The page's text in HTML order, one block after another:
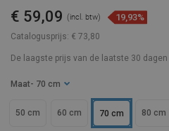
Catalogusprijs: € 73,80
€ 59,09 (incl. btw) 19,93%
De laagste prijs van de laatste 30 dagen
Maat - 70 cm
50 cm 60 cm 70 cm 80 cm